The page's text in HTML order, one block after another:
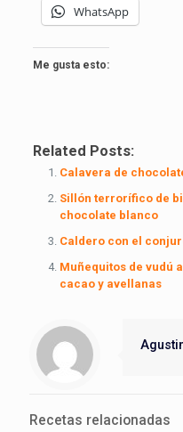
WhatsApp
Me gusta esto:
Related Posts:
Calavera de
Sillón terrorífico de
chocolate blanco
Caldero con el
Muñequitos de vudú
cacao y avellanas
Recetas relacionadas